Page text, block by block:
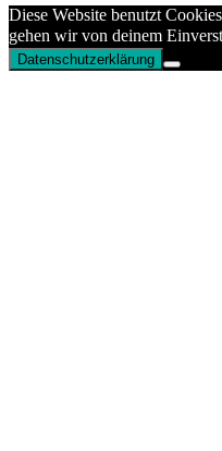
Diese Website benutzt
gehen wir von deinem
Datenschutzerklärung